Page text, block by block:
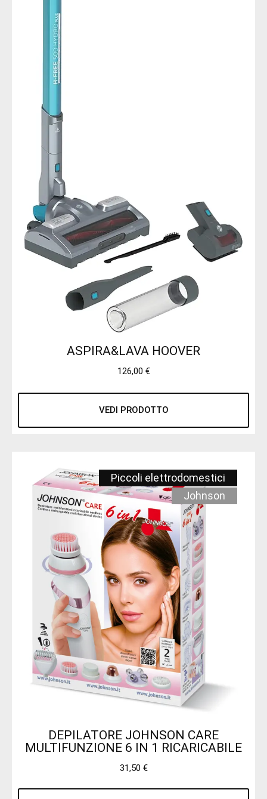
ASPIRA&LAVA HOOVER
126,00 €
VEDI PRODOTTO
Piccoli elettrodomestici
Johnson
DEPILATORE JOHNSON CARE
MULTIFUNZIONE 6 IN 1 RICARICABILE
31,50 €